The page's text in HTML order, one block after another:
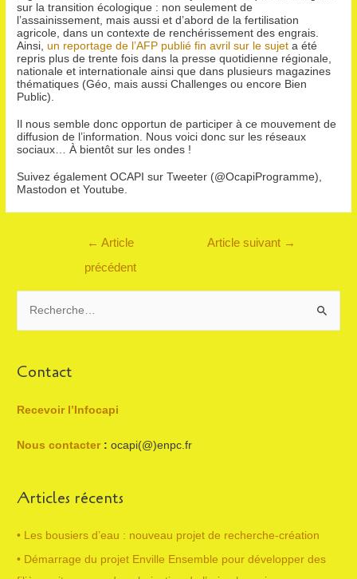
sur la transition écologique : non seulement de
l’assainissement, mais aussi et d’abord de la fertilisation
agricole, dans un contexte de renchérissement des engrais.
Ainsi,un reportage de l’AFP publié fin avril sur le sujet a été
repris plus de trente fois dans la presse quotidienne régionale,
nationale et internationale ainsi que dans plusieurs magazines
thématiques (Géo, mais aussi Challenges ou encore Bien
Public).
Il nous semble donc opportun de participer à ce mouvement de
diffusion de l’information. Nous voici donc sur les réseaux
sociaux… À bientôt sur les ondes !
Suivez également OCAPI sur Tweeter (@OcapiProgramme),
Mastodon et Youtube.
Navigation
l’article
← Article
précédent
Article suivant →
h
r
h
r
:
Contact
Recevoir l’Infocapi
Nous contacter :ocapi(@)enpc.fr
Articles récents
• Les bousiers d’eau : nouveau projet de recherche-création
• Démarrage du projet Enville Ensemble pour développer des